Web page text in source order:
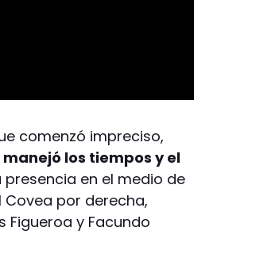
comenzó impreciso,
los tiempos y el
presencia en el medio de
por derecha,
Figueroa y Facundo